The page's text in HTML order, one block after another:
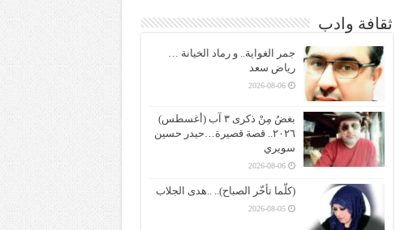
ثقافة وادب
جمر الغواية.. و رماد الخيانة …
رياض سعد
2026-08-06
بغضُ مِنْ ذكرى ٣ آب (أغسطس)
٢٠٢٦.. قصة قصيرة…حيدر حسين
سويري
2026-08-06
(كلّما تأخّر الصباح).. ..هدى الجلاب
2026-08-05